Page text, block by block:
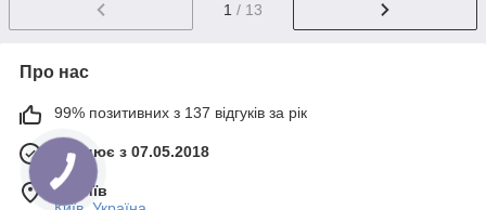
1 / 13
Про нас
99% позитивних з 137 відгуків за рік
Працює з 07.05.2018
м. Київ